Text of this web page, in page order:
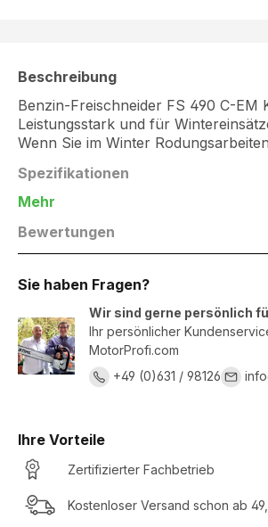
Beschreibung
Benzin-Freischneider FS 490 C-EM
Leistungsstark und für
Wenn Sie im Winter
Spezifikationen
Mehr
Bewertungen
Sie haben Fragen?
Wir sind gerne persönlich
Ihr persönlicher
MotorProfi.com
+49 (0)631 / 98126
Ihre Vorteile
Zertifizierter Fachbetrieb
Kostenloser Versand schon ab